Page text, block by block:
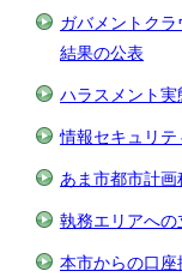
ガバメントク
結果の公表
ハラスメント
情報セキュリテ
あま市都市計
執務エリアへ
本市からの口座